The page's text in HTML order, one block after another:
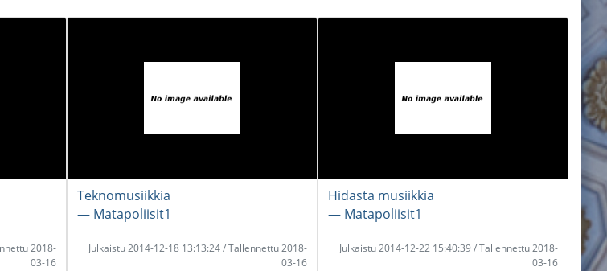
2018-
03-16
Teknomusiikkia
― Matapoliisit1
Julkaistu 2014-12-18 13:13:24 / Tallennettu 2018-
03-16
Hidasta musiikkia
― Matapoliisit1
Julkaistu 2014-12-22 15:40:39 / Tallennettu 2018-
03-16